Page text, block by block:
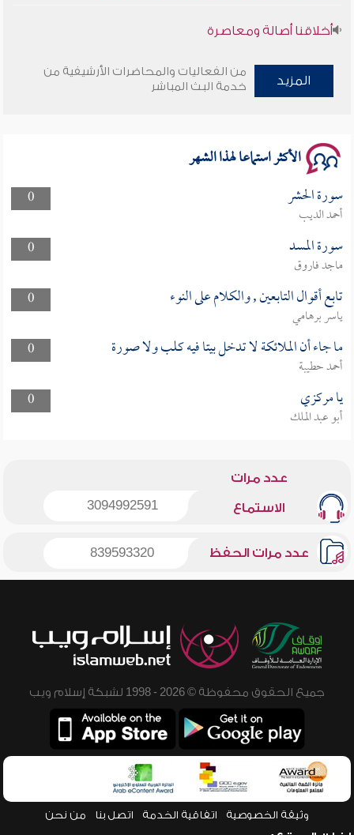
سلسلة محاضرات نفحات رمضانية 1444هـ
المزيد
من الفعاليات والمحاضرات الأرشيفية من
خدمة البث المباشر
الأكثر استماعا لهذا الشهر
0 سورة الحشر
أحمد الديب
0
سورة المسد
ماجد فاروق
0
تابع أقوال التابعين , والكلام على النوء
ياسر برهامي
0
ما جاء أن الملائكة لا تدخل بيتا فيه كلب ولا صورة
أحمد حطيبة
0
يا مركزي
أبو عبد الملك
عدد مرات
الاستماع 3094992591
عدد مرات الحفظ 839593320
جميع الحقوق محفوظة © 2026 - 1998 لشبكة إسلام ويب
وثيقة الخصوصية اتفاقية الخدمة اتصل بنا من نحن